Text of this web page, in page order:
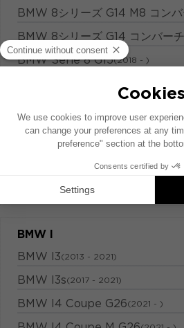
BMW 8シリーズ G14 M8 コン
BMW 8シリーズ G14 コンバー
BMW Série 8 G15(2018 - )
BMW 8 SERIES GRAN COUPE
BMW I
BMW I3(2013 - 2021)
BMW I3s(2017 - 2021)
BMW I4 Coupe G26(2021 - )